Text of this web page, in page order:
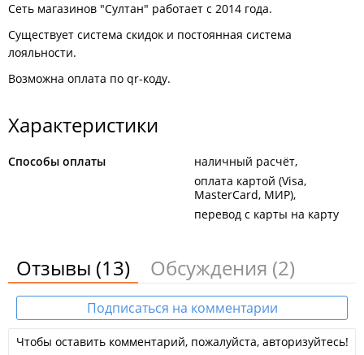
Сеть магазинов "Султан" работает с 2014 года.
Существует система скидок и постоянная система
лояльности.
Возможна оплата по qr-коду.
Характеристики
Способы оплаты
наличный расчёт
оплата картой (Visa,
MasterCard, МИР)
перевод с карты на карту
Отзывы (13) Обсуждения (2)
Подписаться на комментарии
Чтобы оставить комментарий, пожалуйста, авторизуйтесь!